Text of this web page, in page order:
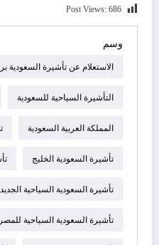
Post Views: 686
وسم
الاستعلام عن تأشيرة السعودية
التأشيرة السياحية للسعودية
المملكة العربية السعودية
تأشيرة السعودية الخليج
تأشيرة السعودية السياحية
تأشيرة السعودية السياحية